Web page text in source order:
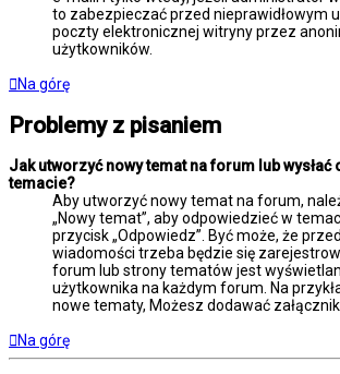
to zabezpieczać przed nieprawidłowym
poczty elektronicznej witryny przez
użytkowników.
Na górę
Problemy z pisaniem
Jak utworzyć nowy temat na forum lub wysłać
temacie?
Aby utworzyć nowy temat na forum,
„Nowy temat”, aby odpowiedzieć w
przycisk „Odpowiedz”. Być może, że
wiadomości trzeba będzie się
forum lub strony tematów jest
użytkownika na każdym forum. Na
nowe tematy, Możesz dodawać
Na górę